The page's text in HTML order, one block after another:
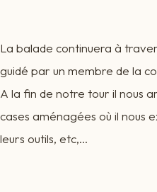
La balade continuera à
guidé par un membre de la
A la fin de notre tour il nous
cases aménagées où il nous
leurs outils, etc,...